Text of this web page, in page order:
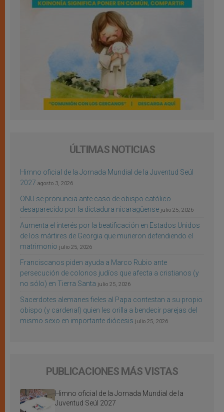
ÚLTIMAS NOTICIAS
Himno oficial de la Jornada Mundial de la Juventud Seúl
2027 agosto 3, 2026
ONU se pronuncia ante caso de obispo católico
desaparecido por la dictadura nicaragüense julio 25, 2026
Aumenta el interés por la beatificación en Estados Unidos
de los mártires de Georgia que murieron defendiendo el
matrimonio julio 25, 2026
Franciscanos piden ayuda a Marco Rubio ante
persecución de colonos judíos que afecta a cristianos (y
no sólo) en Tierra Santa julio 25, 2026
Sacerdotes alemanes fieles al Papa contestan a su propio
obispo (y cardenal) quien les orilla a bendecir parejas del
mismo sexo en importante diócesis julio 25, 2026
PUBLICACIONES MÁS VISTAS
Himno oficial de la Jornada Mundial de la
Juventud Seúl 2027